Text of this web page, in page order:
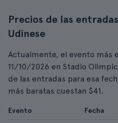
Precios de las
Udinese
Actualmente, el evento más
11/10/2026 en Stadio
de las entradas para esa
más baratas cuestan $41.
Evento Fecha